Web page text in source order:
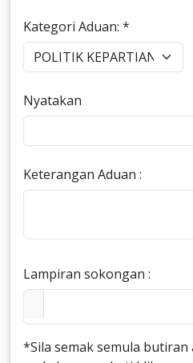
Kategori Aduan: *
Nyatakan
Keterangan Aduan :
Lampiran sokongan :
*Sila semak semula butiran